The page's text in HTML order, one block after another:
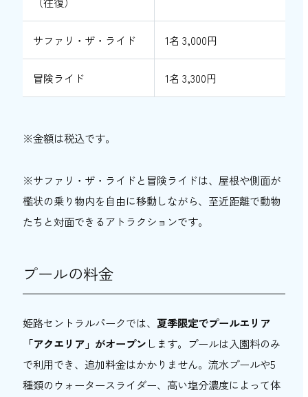
サファリ・ザ・ライド 1名 3,000円
冒険ライド 1名 3,300円
※金額は税込です。
※サファリ・ザ・ライドと冒険ライドは、屋根や側面が
檻状の乗り物内を自由に移動しながら、至近距離で動物
たちと対面できるアトラクションです。
プールの料金
姫路セントラルパークでは、 夏季限定でプールエリア
「アクエリア」がオープン します。プールは入園料のみ
で利用でき、追加料金はかかりません。流水プールや5
種類のウォータースライダー、高い塩分濃度によって体